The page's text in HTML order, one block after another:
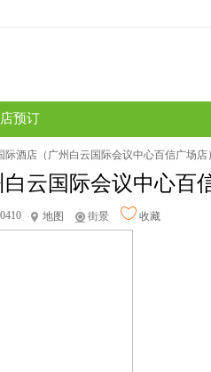
预订
际酒店（广州白云国际会议中心百信广场店
地图 街景 收藏